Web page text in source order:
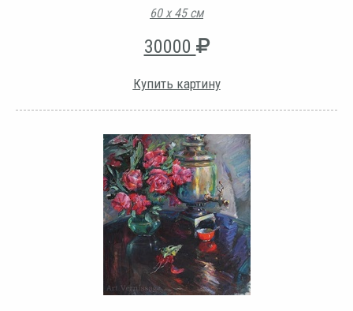
60 х 45 см
30000
Купить картину